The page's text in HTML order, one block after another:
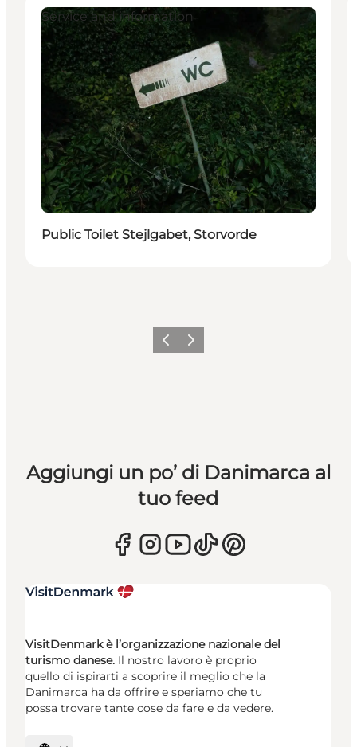
Service and information
Public Toilet Stejlgabet, Storvorde
Precedente
Avanti
Aggiungi un po’ di Danimarca al
tuo feed
VisitDenmark è l’organizzazione nazionale del
turismo danese. Il nostro lavoro è proprio
quello di ispirarti a scoprire il meglio che la
Danimarca ha da offrire e speriamo che tu
possa trovare tante cose da fare e da vedere.